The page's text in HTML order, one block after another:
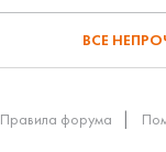
ВСЕ
Правила форума